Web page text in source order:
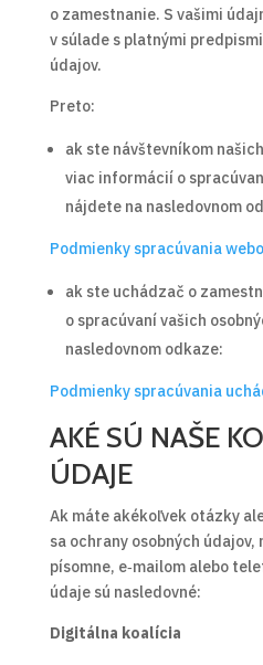
o zamestnanie. S vašimi
v súlade s platnými
údajov.
Preto:
ak ste návštevníkom
viac informácií o
nájdete na nasledovnom
Podmienky spracúvania
ak ste uchádzač o
o spracúvaní vašich
nasledovnom odkaze:
Podmienky spracúvania
AKÉ SÚ NAŠE
ÚDAJE
Ak máte akékoľvek otázky
sa ochrany osobných
písomne, e‑mailom alebo
údaje sú nasledovné:
Digitálna koalícia